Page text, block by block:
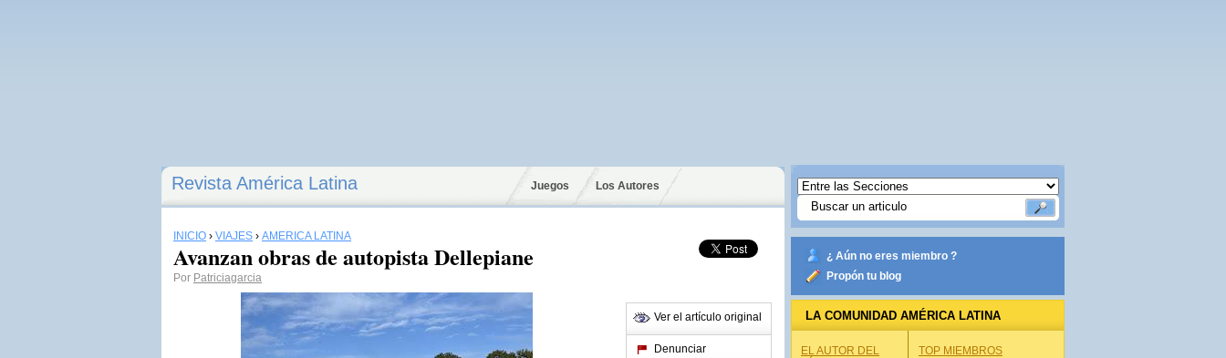
Revista América Latina Juegos Los Autores
INICIO › VIAJES › AMÉRICA LATINA
Avanzan obras de autopista Dellepiane
Por Patriciagarcia
Ver el artículo original
Denunciar
¿ Aún no eres miembro ?
Propón tu blog
LA COMUNIDAD AMÉRICA LATINA
EL AUTOR DEL
TOP MIEMBROS